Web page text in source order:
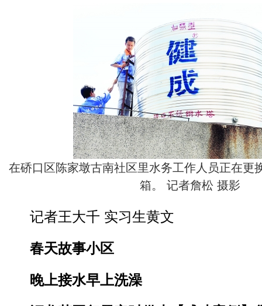
在硚口区陈家墩古南社区里水务工作人员正在更
箱。 记者詹松 摄影
记者王大千 实习生黄文
春天故事小区
晚上接水早上洗澡